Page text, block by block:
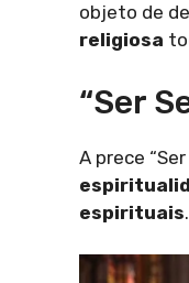
objeto de
religiosa
“Ser
A prece
espirituais